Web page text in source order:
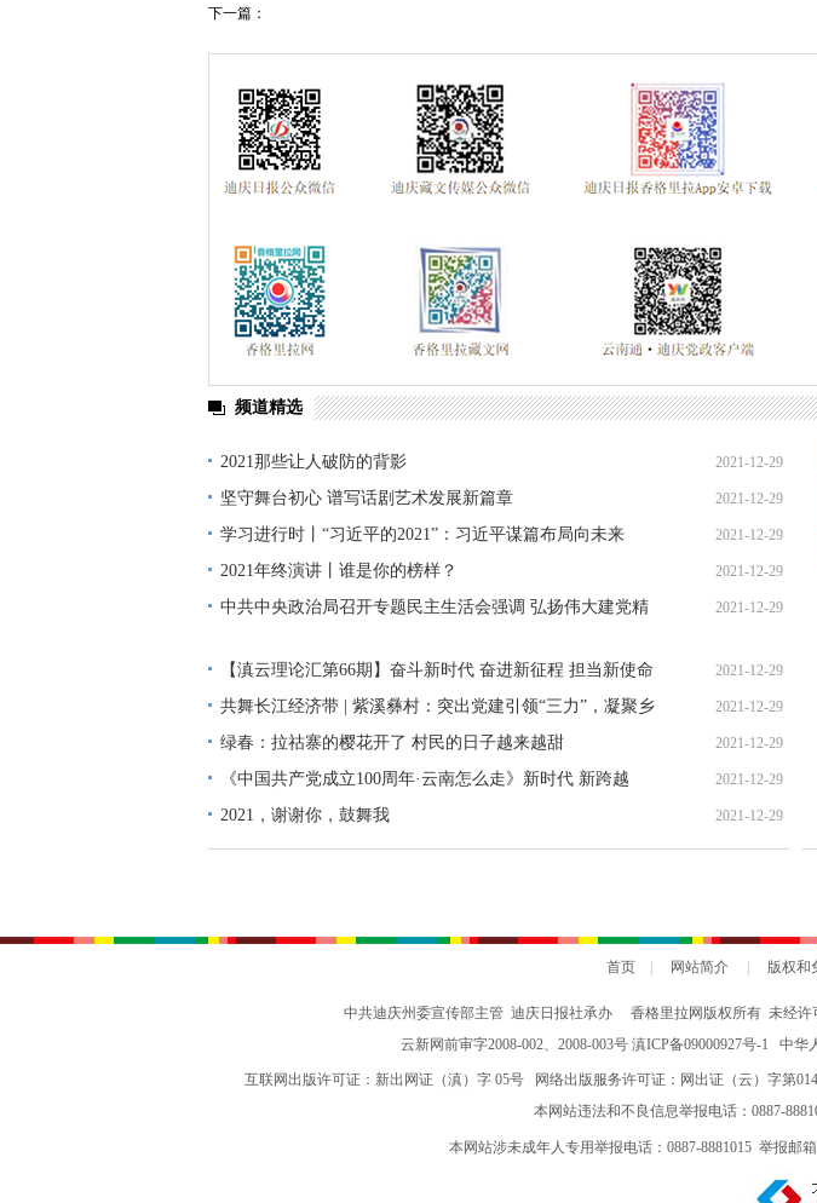
中国共产党云南省第十次代表大会 “聚焦中央经济工作会议”“治国理政进行时”
迪庆州第八次党代会 精准扶贫 中国共产党成立95周年 森林防火人人
媒体眼中的斯那定珠 “两学一做”与党章党规“进党校、进课堂、进媒体”
迪庆首届手机图片微视频大赛 西藏成立50周年 纪念抗战胜利70周年
禁毒宣传 三严三实 忠诚干净担当 迪庆州七届八次全会精神
独克宗古城火灾 十八届三中全会 迪祖言 香格里拉网站
厉行节约 俭约云南主题教育宣传
学习贯彻七一重要讲话精神 州第七次党代会 两会专题
2018年国家网络安全宣传周 首届中国国际进口博览会 2020网络安全周
香格里拉飞羽天堂 2021年迪庆两会 云南省两会 春节期间侵犯假冒行
网络中国节清明 社会主义核心价值观
下一篇：
频道精选
2021那些让人破防的背影 2021-12-29
坚守舞台初心 谱写话剧艺术发展新篇章 2021-12-29
学习进行时丨“习近平的2021”：习近平谋篇布局向未来 2021-12-29
2021年终演讲丨谁是你的榜样？ 2021-12-29
中共中央政治局召开专题民主生活会强调 弘扬伟大建党精
增强斗争精神 中共中央总书记习近平主持会议并发表重要
讲话
2021-12-29
【滇云理论汇第66期】奋斗新时代 奋进新征程 担当新使命 2021-12-29
共舞长江经济带 | 紫溪彝村：突出党建引领“三力”，凝聚乡
村振兴合力
2021-12-29
绿春：拉祜寨的樱花开了 村民的日子越来越甜 2021-12-29
《中国共产党成立100周年·云南怎么走》新时代 新跨越 2021-12-29
2021，谢谢你，鼓舞我 2021-12-29